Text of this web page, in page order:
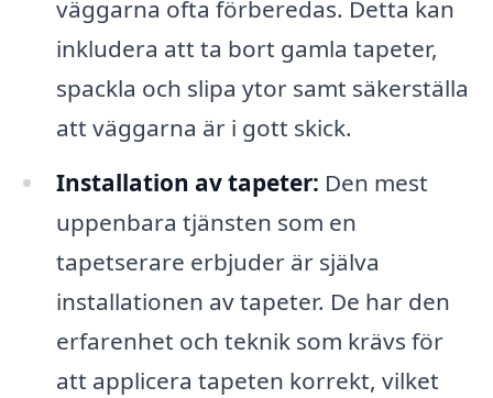
väggarna ofta förberedas. Detta kan
inkludera att ta bort gamla tapeter,
spackla och slipa ytor samt säkerställa
att väggarna är i gott skick.
Installation av tapeter: Den mest
uppenbara tjänsten som en
tapetserare erbjuder är själva
installationen av tapeter. De har den
erfarenhet och teknik som krävs för
att applicera tapeten korrekt, vilket